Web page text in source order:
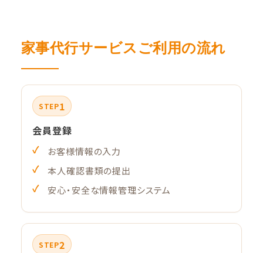
家事代行サービスご利用の流れ
STEP1
会員登録
お客様情報の入力
本人確認書類の提出
安心・安全な情報管理システム
STEP2